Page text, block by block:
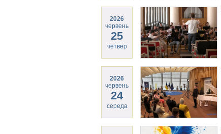
2026
червень
25
четвер
2026
червень
24
середа